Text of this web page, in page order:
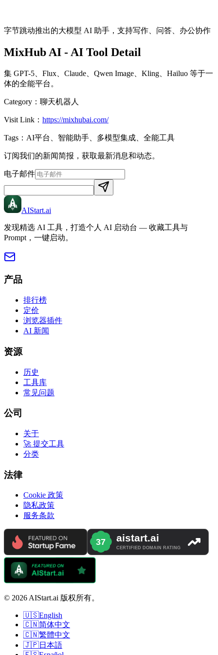
字节跳动推出的大模型 AI 助手，支持写作、问答、办公协作
MixHub AI - AI Tool Detail
集 GPT-5、Flux、Claude、Qwen Image、Kling、Hailuo 等于一
体的全能平台。
Category： 聊天机器人
Visit Link： https://mixhubai.com/
Tags： AI平台、智能助手、多模型集成、全能工具
订阅我们的新闻简报，获取最新消息和动态。
电子邮件
AIStart.ai
发现精选 AI 工具，打造个人 AI 启动台 — 收藏工具与
Prompt，一键启动。
产品
排行榜
定价
浏览器插件
AI 新闻
资源
历史
工具库
常见问题
公司
关于
🚀 提交工具
分类
法律
Cookie 政策
隐私政策
服务条款
© 2026 AIStart.ai 版权所有。
🇺🇸English
🇨🇳简体中文
🇨🇳繁體中文
🇯🇵日本語